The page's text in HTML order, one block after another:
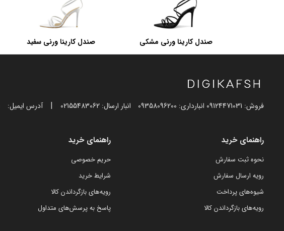
صندل کارینا ورنی مشکی صندل کارینا ورنی سفید
فروش: 09124471031 انبارداری: 09358096200 انبار ارسال: 02155483062 | آدرس ایمیل:
راهنمای خرید
نحوه ثبت سفارش
رویه ارسال سفارش
شیوه‌های پرداخت
رویه‌های بازگرداندن کالا
راهنمای خرید
حریم خصوصی
شرایط خرید
رویه‌های بازگرداندن کالا
پاسخ به پرسش‌های متداول